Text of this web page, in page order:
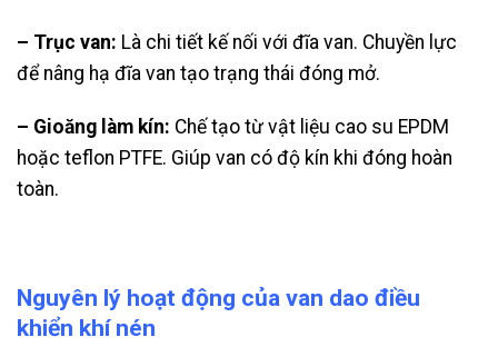
– Trục van: Là chi tiết kế nối với đĩa van. Chuyền lực
để nâng hạ đĩa van tạo trạng thái đóng mở.
– Gioăng làm kín: Chế tạo từ vật liệu cao su EPDM
hoặc teflon PTFE. Giúp van có độ kín khi đóng hoàn
toàn.
Nguyên lý hoạt động của van dao điều
khiển khí nén